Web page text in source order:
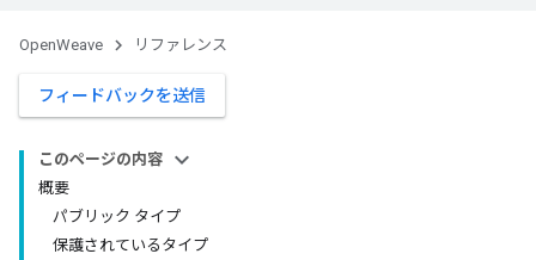
OpenWeave リファレンス
フィードバックを送信
このページの内容
概要
パブリック タイプ
保護されているタイプ